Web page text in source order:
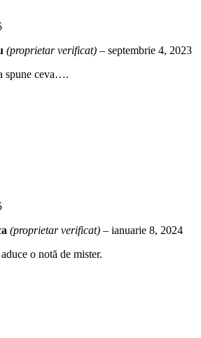
(proprietar verificat) – septembrie 4, 2023
spune ceva….
(proprietar verificat) – ianuarie 8, 2024
o notă de mister.